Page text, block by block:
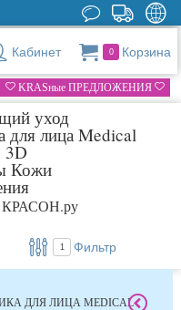
Кабинет 0 Корзина
KRASные ПРЕДЛОЖЕНИЯ
уход
для лица Medical
3D
Кожи
КРАСОН.ру
1 Фильтр
ДЛЯ ЛИЦА MEDICAL